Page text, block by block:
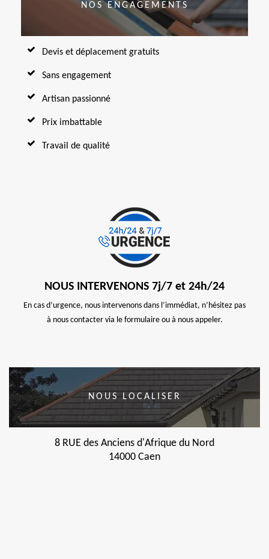
NOS ENGAGEMENTS
Devis et déplacement gratuits
Sans engagement
Artisan passionné
Prix imbattable
Travail de qualité
NOUS INTERVENONS 7j/7 et 24h/24
En cas d’urgence, nous intervenons dans l’immédiat, n’hésitez pas
à nous contacter via le formulaire ou à nous appeler.
NOUS LOCALISER
8 RUE des Anciens d'Afrique du Nord
14000 Caen